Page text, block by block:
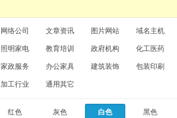
网络公司 文章资讯 图片网站 域名主机
照明家电 教育培训 政府机构 化工医药
家政服务 办公家具 建筑装饰 包装印刷
加工行业 通用其它
红色 灰色 白色 黑色